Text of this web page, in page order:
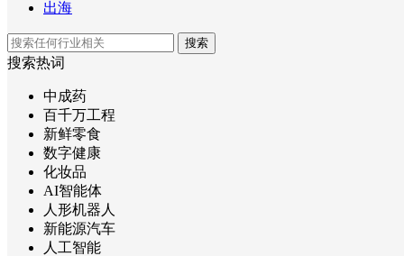
出海
搜索
搜索热词
中成药
百千万工程
新鲜零食
数字健康
化妆品
AI智能体
人形机器人
新能源汽车
人工智能